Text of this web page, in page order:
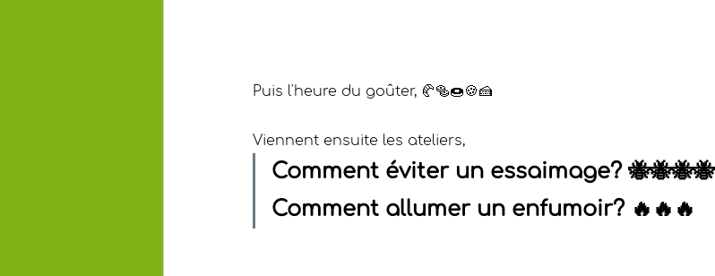
Puis l'heure du goûter, 🥐🥯🍩🍪🍰
Viennent ensuite les ateliers,
Comment éviter un essaimage? 🐝🐝🐝🐝
Comment allumer un enfumoir? 🔥🔥🔥